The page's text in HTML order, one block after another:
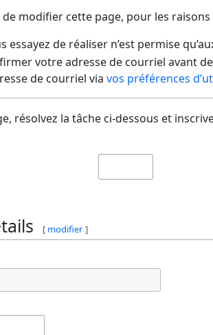
de modifier cette page, pour les raisons
essayez de réaliser n’est permise
votre adresse de courriel avant
de courriel via vos préférences
résolvez la tâche ci-dessous et
[ modifier ]